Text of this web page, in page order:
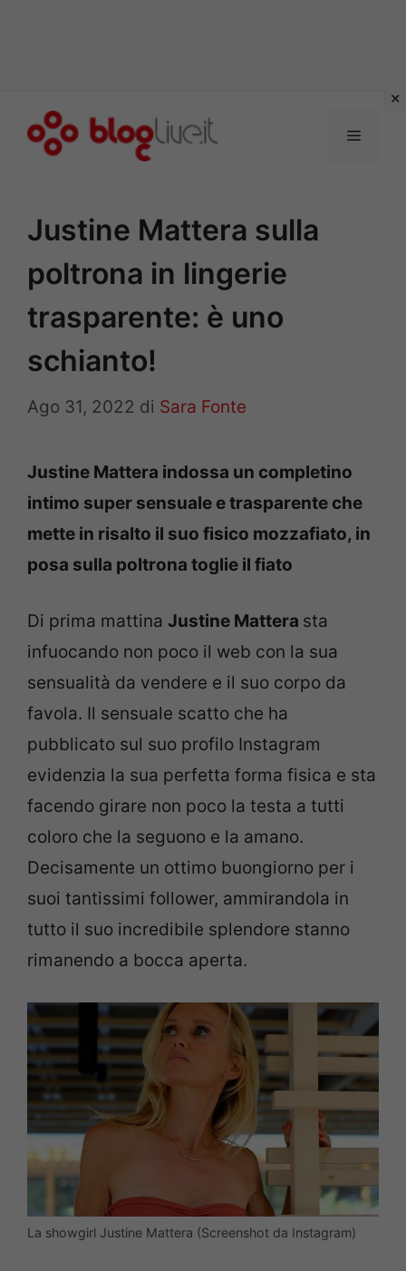
Menu
Justine Mattera sulla
poltrona in lingerie
trasparente: è uno
schianto!
Ago 31, 2022 di Sara Fonte
Justine Mattera indossa un completino
intimo super sensuale e trasparente che
mette in risalto il suo fisico mozzafiato, in
posa sulla poltrona toglie il fiato
Di prima mattina Justine Mattera sta
infuocando non poco il web con la sua
sensualità da vendere e il suo corpo da
favola. Il sensuale scatto che ha
pubblicato sul suo profilo Instagram
evidenzia la sua perfetta forma fisica e sta
facendo girare non poco la testa a tutti
coloro che la seguono e la amano.
Decisamente un ottimo buongiorno per i
suoi tantissimi follower, ammirandola in
tutto il suo incredibile splendore stanno
rimanendo a bocca aperta.
La showgirl Justine Mattera (Screenshot da Instagram)